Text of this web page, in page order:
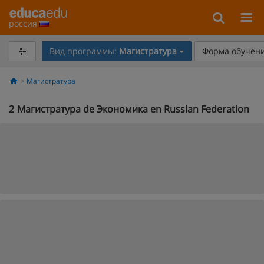
россия
Вид программы: Магистратура Форма
Магистратура
2 Магистратура de Экономика en Russian Federation